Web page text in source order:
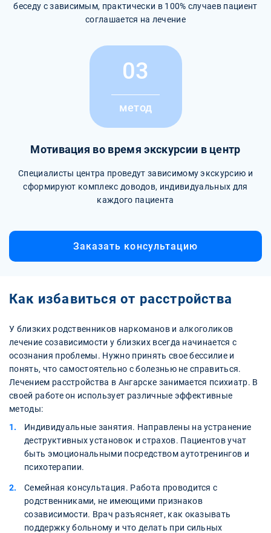
беседу с зависимым, практически в 100% случаев пациент
соглашается на лечение
03
метод
Мотивация во время экскурсии в центр
Специалисты центра проведут зависимому экскурсию и
сформируют комплекс доводов, индивидуальных для
каждого пациента
Заказать консультацию
Как избавиться от расстройства
У близких родственников наркоманов и алкоголиков
лечение созависимости у близких всегда начинается с
осознания проблемы. Нужно принять свое бессилие и
понять, что самостоятельно с болезнью не справиться.
Лечением расстройства в Ангарске занимается психиатр. В
своей работе он использует различные эффективные
методы:
Индивидуальные занятия. Направлены на устранение
деструктивных установок и страхов. Пациентов учат
быть эмоциональными посредством аутотренингов и
психотерапии.
Семейная консультация. Работа проводится с
родственниками, не имеющими признаков
созависимости. Врач разъясняет, как оказывать
поддержку больному и что делать при сильных